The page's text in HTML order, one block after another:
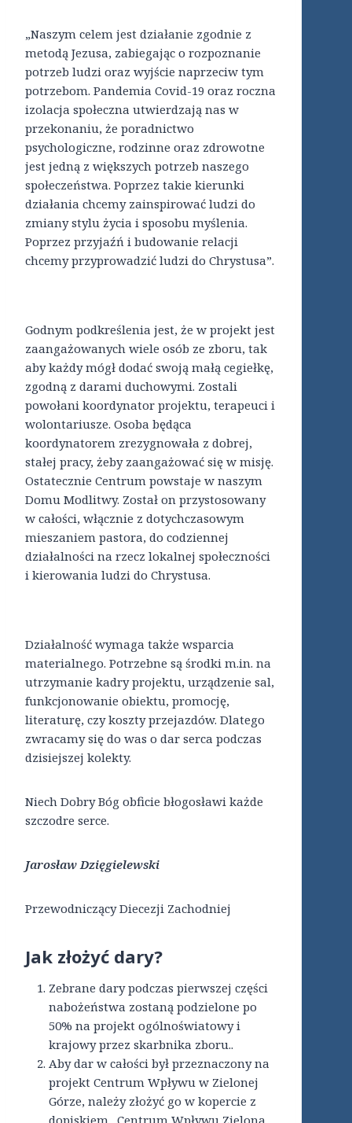
„Naszym celem jest działanie zgodnie z
metodą Jezusa, zabiegając o rozpoznanie
potrzeb ludzi oraz wyjście naprzeciw tym
potrzebom. Pandemia Covid-19 oraz roczna
izolacja społeczna utwierdzają nas w
przekonaniu, że poradnictwo
psychologiczne, rodzinne oraz zdrowotne
jest jedną z większych potrzeb naszego
społeczeństwa. Poprzez takie kierunki
działania chcemy zainspirować ludzi do
zmiany stylu życia i sposobu myślenia.
Poprzez przyjaźń i budowanie relacji
chcemy przyprowadzić ludzi do Chrystusa”.
Godnym podkreślenia jest, że w projekt jest
zaangażowanych wiele osób ze zboru, tak
aby każdy mógł dodać swoją małą cegiełkę,
zgodną z darami duchowymi. Zostali
powołani koordynator projektu, terapeuci i
wolontariusze. Osoba będąca
koordynatorem zrezygnowała z dobrej,
stałej pracy, żeby zaangażować się w misję.
Ostatecznie Centrum powstaje w naszym
Domu Modlitwy. Został on przystosowany
w całości, włącznie z dotychczasowym
mieszaniem pastora, do codziennej
działalności na rzecz lokalnej społeczności
i kierowania ludzi do Chrystusa.
Działalność wymaga także wsparcia
materialnego. Potrzebne są środki m.in. na
utrzymanie kadry projektu, urządzenie sal,
funkcjonowanie obiektu, promocję,
literaturę, czy koszty przejazdów. Dlatego
zwracamy się do was o dar serca podczas
dzisiejszej kolekty.
Niech Dobry Bóg obficie błogosławi każde
szczodre serce.
Jarosław Dzięgielewski
Przewodniczący Diecezji Zachodniej
Jak złożyć dary?
Zebrane dary podczas pierwszej części
nabożeństwa zostaną podzielone po
50% na projekt ogólnoświatowy i
krajowy przez skarbnika zboru..
Aby dar w całości był przeznaczony na
projekt Centrum Wpływu w Zielonej
Górze, należy złożyć go w kopercie z